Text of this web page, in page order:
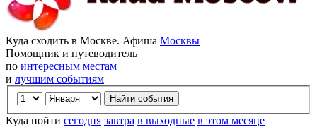
Куда сходить в Москве. Афиша Москвы
Помощник и путеводитель
по интересным местам
и лучшим событиям
Куда пойти сегодня завтра в выходные в этом месяце